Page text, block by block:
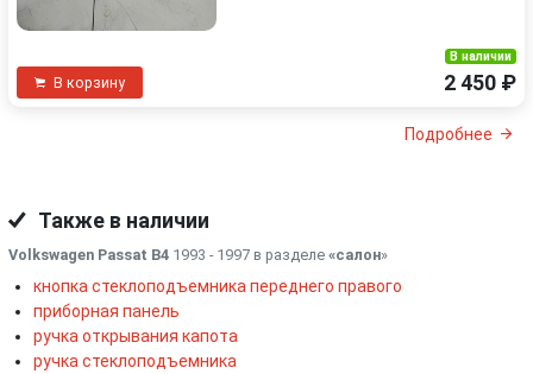
В корзину
В наличии
2 450 ₽
Подробнее
Также в наличии
Volkswagen Passat B4 1993 - 1997 в разделе «салон»
кнопка стеклоподъемника переднего правого
приборная панель
ручка открывания капота
ручка стеклоподъемника